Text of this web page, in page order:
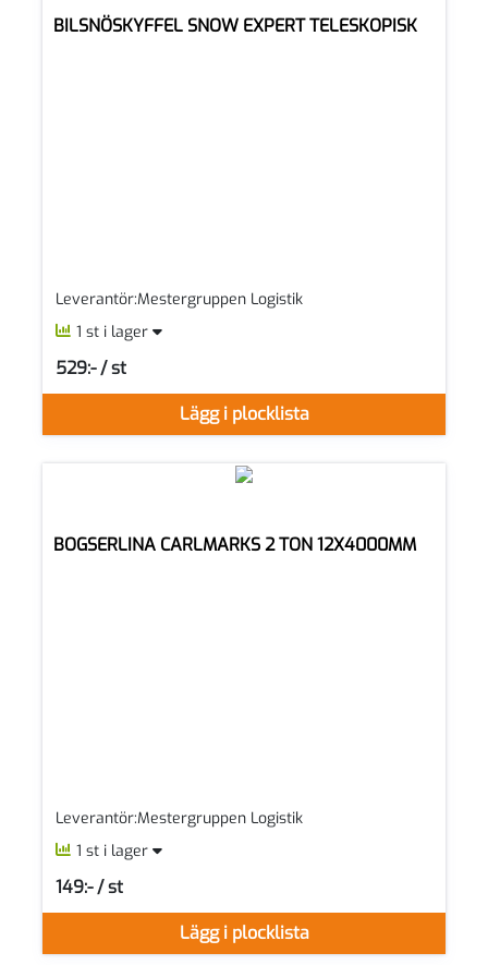
BILSNÖSKYFFEL SNOW EXPERT TELESKOPISK
Leverantör:Mestergruppen Logistik
1 st i lager
Lägg i plocklista
529:- / st
SEK per ST
BOGSERLINA CARLMARKS 2 TON 12X4000MM
Leverantör:Mestergruppen Logistik
1 st i lager
Lägg i plocklista
149:- / st
SEK per ST